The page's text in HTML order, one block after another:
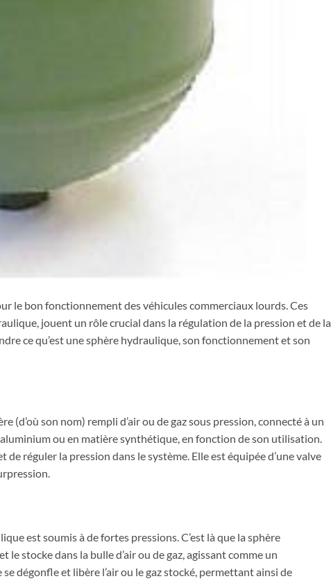
le bon fonctionnement des véhicules commerciaux lourds. Ces
jouent un rôle crucial dans la régulation de la pression et de la
ce qu’est une sphère hydraulique, son fonctionnement et son
(d’où son nom) rempli d’air ou de gaz sous pression, connecté à un
ou en matière synthétique, en fonction de son utilisation.
réguler la pression dans le système. Elle est équipée d’une valve
est soumis à de fortes pressions. C’est là que la sphère
le stocke dans la bulle d’air ou de gaz, agissant comme un
dégonfle et libère l’air ou le gaz stocké, permettant ainsi de